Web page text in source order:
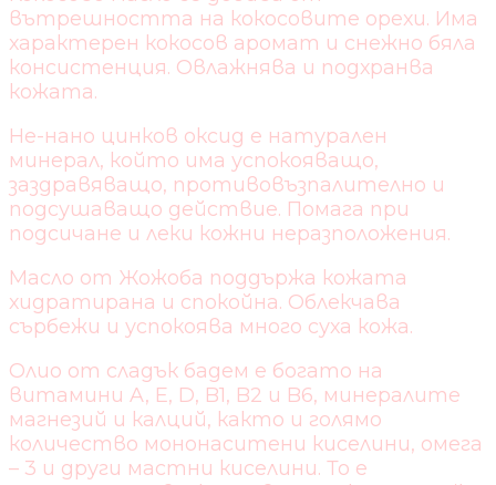
вътрешността на кокосовите орехи. Има
характерен кокосов аромат и снежно бяла
консистенция. Овлажнява и подхранва
кожата.
Не-нано цинков оксид е натурален
минерал, който има успокояващо,
заздравяващо, противовъзпалително и
подсушаващо действие. Помага при
подсичане и леки кожни неразположения.
Масло от Жожоба поддържа кожата
хидратирана и спокойна. Облекчава
сърбежи и успокоява много суха кожа.
Олио от сладък бадем е богато на
витамини A, Е, D, B1, B2 и B6, минералите
магнезий и калций, както и голямо
количество мононаситени киселини, омега
– 3 и други мастни киселини. То е